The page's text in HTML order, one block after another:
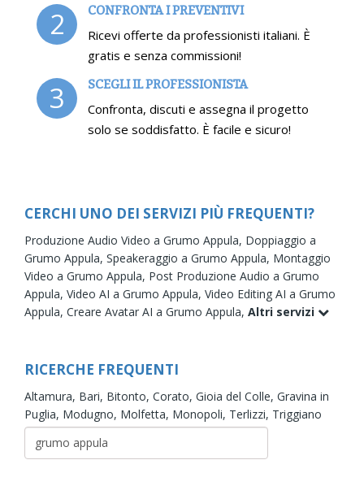
2 CONFRONTA I PREVENTIVI
Ricevi offerte da professionisti italiani. È
gratis e senza commissioni!
3 SCEGLI IL PROFESSIONISTA
Confronta, discuti e assegna il progetto
solo se soddisfatto. È facile e sicuro!
CERCHI UNO DEI SERVIZI PIÙ FREQUENTI?
Produzione Audio Video a Grumo Appula, Doppiaggio a
Grumo Appula, Speakeraggio a Grumo Appula, Montaggio
Video a Grumo Appula, Post Produzione Audio a Grumo
Appula, Video AI a Grumo Appula, Video Editing AI a Grumo
Appula, Creare Avatar AI a Grumo Appula, Altri servizi
RICERCHE FREQUENTI
Altamura, Bari, Bitonto, Corato, Gioia del Colle, Gravina in
Puglia, Modugno, Molfetta, Monopoli, Terlizzi, Triggiano